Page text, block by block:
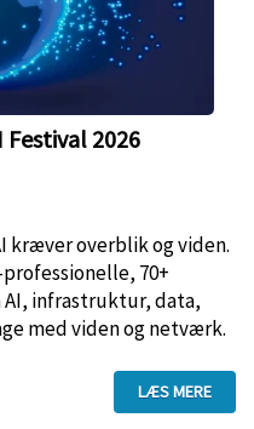
2026
kræver overblik og viden.
70+
AI, infrastruktur, data,
med viden og netværk.
LÆS MERE